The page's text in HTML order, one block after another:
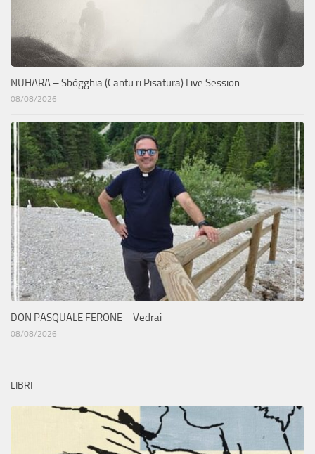
NUHARA – Sbògghia (Cantu ri Pisatura) Live Session
08/08/2026
DON PASQUALE FERONE – Vedrai
08/08/2026
LIBRI